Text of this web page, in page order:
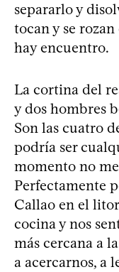
separarlo y
tocan y se
hay encuentro.
La cortina del
y dos hombres
Son las cuatro
podría ser
momento no
Perfectamente
Callao en el
cocina y nos
más cercana a
a acercarnos, a